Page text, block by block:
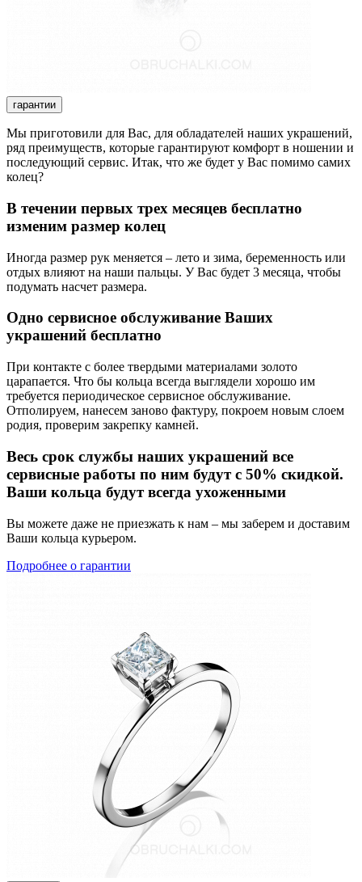
гарантии
Мы приготовили для Вас, для обладателей наших украшений,
ряд преимуществ, которые гарантируют комфорт в ношении и
последующий сервис. Итак, что же будет у Вас помимо самих
колец?
В течении первых трех месяцев бесплатно
изменим размер колец
Иногда размер рук меняется – лето и зима, беременность или
отдых влияют на наши пальцы. У Вас будет 3 месяца, чтобы
подумать насчет размера.
Одно сервисное обслуживание Ваших
украшений бесплатно
При контакте с более твердыми материалами золото
царапается. Что бы кольца всегда выглядели хорошо им
требуется периодическое сервисное обслуживание.
Отполируем, нанесем заново фактуру, покроем новым слоем
родия, проверим закрепку камней.
Весь срок службы наших украшений все
сервисные работы по ним будут с 50% скидкой.
Ваши кольца будут всегда ухоженными
Вы можете даже не приезжать к нам – мы заберем и доставим
Ваши кольца курьером.
Подробнее о гарантии